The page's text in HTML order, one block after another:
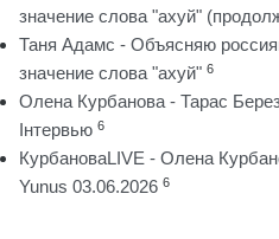
значение слова "ахуй"
Таня Адамс - Объясняю
значение слова "ахуй" 6
Олена Курбанова - Тарас
Інтервью 6
КурбановаLIVE - Олена
Yunus 03.06.2026 6